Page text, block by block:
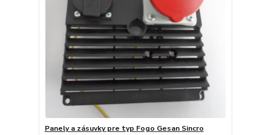
Panely a zásuvky pre typ Fogo Gesan Sincro